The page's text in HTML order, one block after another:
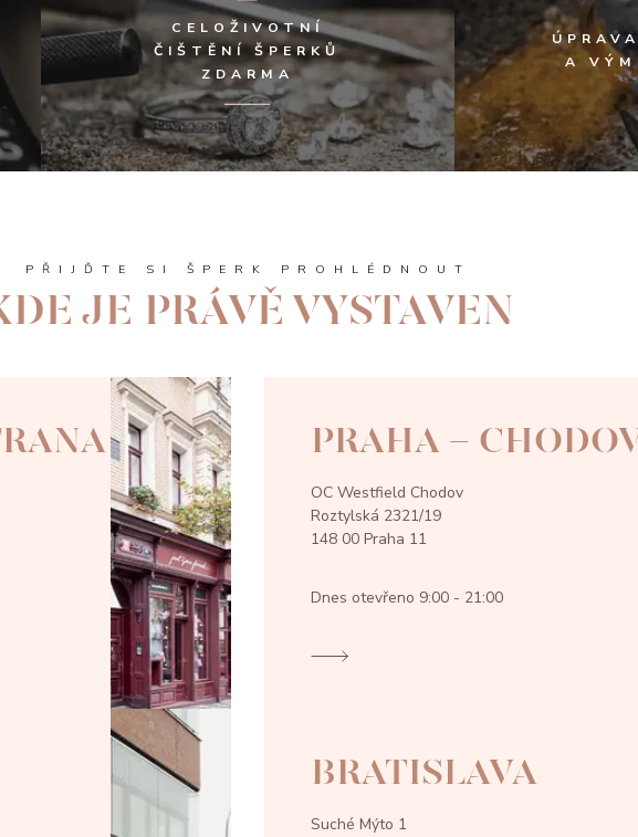
CELOŽIVOTNÍ
ČIŠTĚNÍ ŠPERKŮ
ZDARMA
A
PŘIJĎTE SI ŠPERK PROHLÉDNOUT
JE PRÁVĚ VYSTAVEN
PRAHA -
OC Westfield Chodov
Roztylská 2321/19
148 00 Praha 11
Dnes otevřeno 9:00 - 21:00
BRATISLAVA
Suché Mýto 1